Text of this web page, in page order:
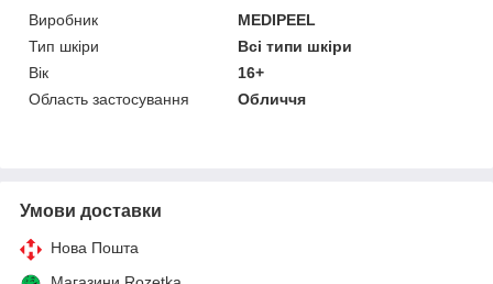
Виробник
MEDIPEEL
Тип шкіри
Всі типи шкіри
Вік
16+
Область застосування
Обличчя
Умови доставки
Нова Пошта